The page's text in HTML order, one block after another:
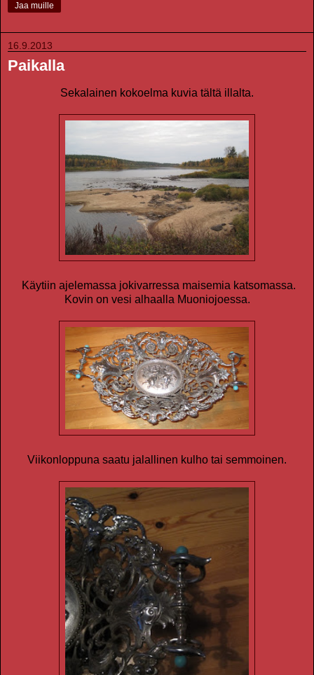
Jaa muille
16.9.2013
Paikalla
Sekalainen kokoelma kuvia tältä illalta.
Käytiin ajelemassa jokivarressa maisemia katsomassa.
Kovin on vesi alhaalla Muoniojoessa.
Viikonloppuna saatu jalallinen kulho tai semmoinen.